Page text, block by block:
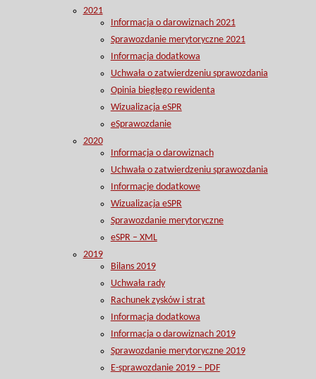
2021
Informacja o darowiznach 2021
Sprawozdanie merytoryczne 2021
Informacja dodatkowa
Uchwała o zatwierdzeniu sprawozdania
Opinia biegłego rewidenta
Wizualizacja eSPR
eSprawozdanie
2020
Informacja o darowiznach
Uchwała o zatwierdzeniu sprawozdania
Informacje dodatkowe
Wizualizacja eSPR
Sprawozdanie merytoryczne
eSPR – XML
2019
Bilans 2019
Uchwała rady
Rachunek zysków i strat
Informacja dodatkowa
Informacja o darowiznach 2019
Sprawozdanie merytoryczne 2019
E-sprawozdanie 2019 – PDF